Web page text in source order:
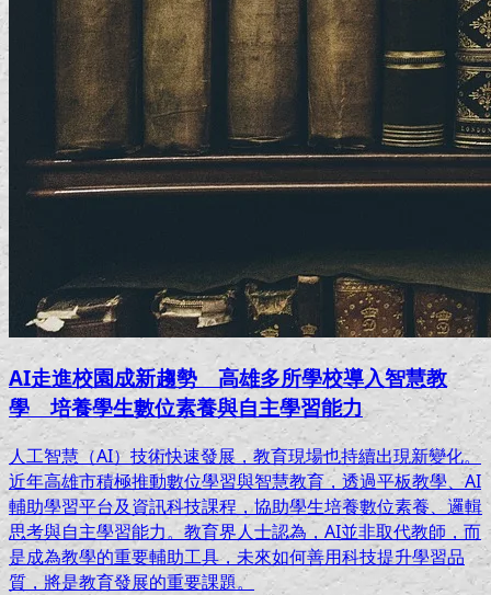
AI走進校園成新趨勢 高雄多所學校導入智慧教
學 培養學生數位素養與自主學習能力
人工智慧（AI）技術快速發展，教育現場也持續出現新變化。
近年高雄市積極推動數位學習與智慧教育，透過平板教學、AI
輔助學習平台及資訊科技課程，協助學生培養數位素養、邏輯
思考與自主學習能力。教育界人士認為，AI並非取代教師，而
是成為教學的重要輔助工具，未來如何善用科技提升學習品
質，將是教育發展的重要課題。